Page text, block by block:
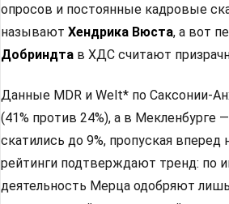
опросов и постоянные кадровые
называют Хендрика Вюста, а вот
Добриндта в ХДС считают
Данные MDR и Welt* по Саксонии-
(41% против 24%), а в
скатились до 9%, пропуская
рейтинги подтверждают тренд: по
деятельность Мерца одобряют